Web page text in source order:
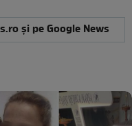
și pe Google News